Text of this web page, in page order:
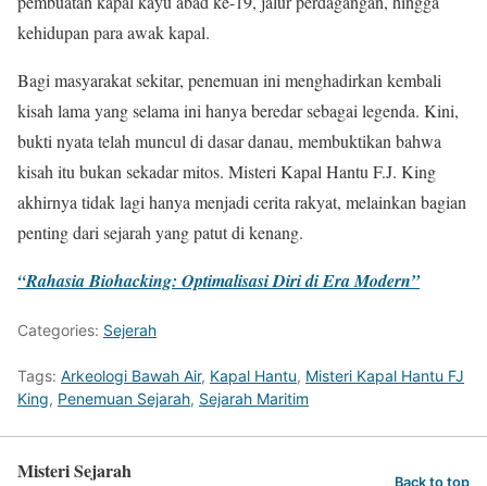
kehidupan para awak kapal.
Bagi masyarakat sekitar, penemuan ini menghadirkan kembali
kisah lama yang selama ini hanya beredar sebagai legenda. Kini,
bukti nyata telah muncul di dasar danau, membuktikan bahwa
kisah itu bukan sekadar mitos. Misteri Kapal Hantu F.J. King
akhirnya tidak lagi hanya menjadi cerita rakyat, melainkan bagian
penting dari sejarah yang patut di kenang.
“Rahasia Biohacking: Optimalisasi Diri di Era Modern”
Categories: Sejerah
Tags: Arkeologi Bawah Air, Kapal Hantu, Misteri Kapal Hantu FJ
King, Penemuan Sejarah, Sejarah Maritim
Misteri Sejarah Back to top